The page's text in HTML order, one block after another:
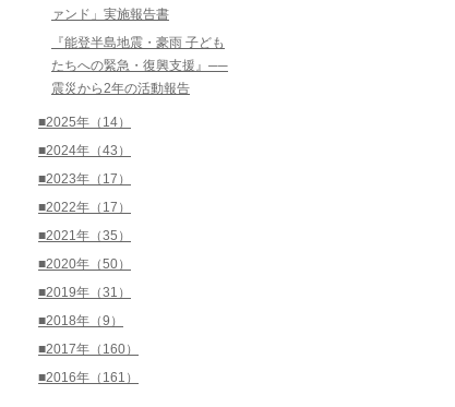
ァンド」実施報告書
『能登半島地震・豪雨 子ども
たちへの緊急・復興支援』──
震災から2年の活動報告
■2025年（14）
■2024年（43）
■2023年（17）
■2022年（17）
■2021年（35）
■2020年（50）
■2019年（31）
■2018年（9）
■2017年（160）
■2016年（161）